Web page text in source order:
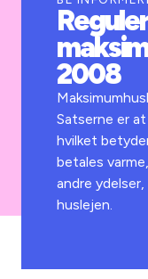
Jobportalen
2008
Satserne er
hvilket
betales
andre
huslejen.